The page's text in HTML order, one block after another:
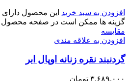
افزودن به سبد خرید این محصول دارای
گزینه ها ممکن است در صفحه محصول
مقایسه
افزودن به علاقه مندی
گردنبند نقره زنانه اوپال ابر
۳,۶۸۹,۰۰۰ تومان